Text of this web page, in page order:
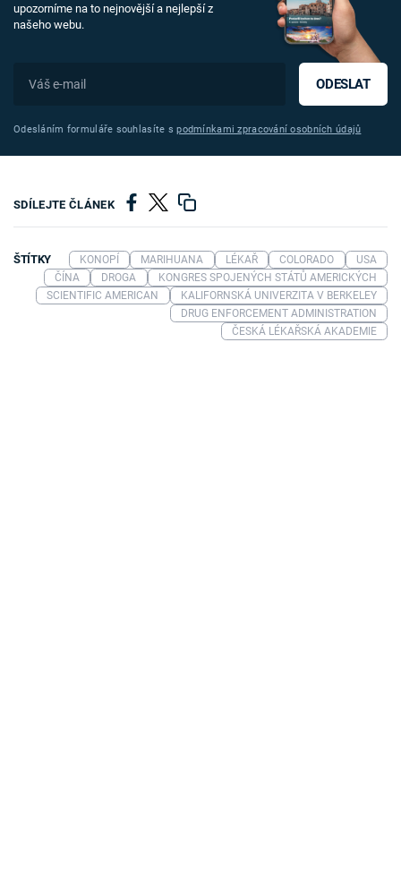
upozorníme na to nejnovější a nejlepší z
našeho webu.
ODESLAT
Odesláním formuláře souhlasíte spodmínkami zpracování osobních údajů
SDÍLEJTE ČLÁNEK
ŠTÍTKY KONOPÍ MARIHUANA LÉKAŘ COLORADO
USA
ČÍNA
DROGA
KONGRES SPOJENÝCH STÁTŮ AMERICKÝCH
SCIENTIFIC AMERICAN
KALIFORNSKÁ UNIVERZITA V BERKELEY
DRUG ENFORCEMENT ADMINISTRATION
ČESKÁ LÉKAŘSKÁ AKADEMIE